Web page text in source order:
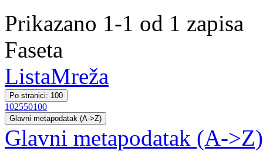
Prikazano 1-1 od 1 zapisa
Faseta
ListaMreža
Po stranici: 100
102550100
Glavni metapodatak (A->Z)
Glavni metapodatak (A->Z)